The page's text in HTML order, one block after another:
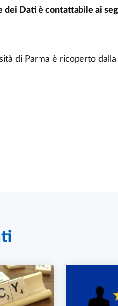
dei Dati è contattabile ai
di Parma è ricoperto